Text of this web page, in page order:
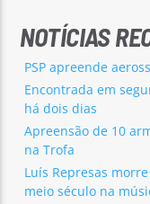
NOTÍCIAS
PSP apreende
Encontrada em
há dois dias
Apreensão de 10
na Trofa
Luís Represas
meio século na